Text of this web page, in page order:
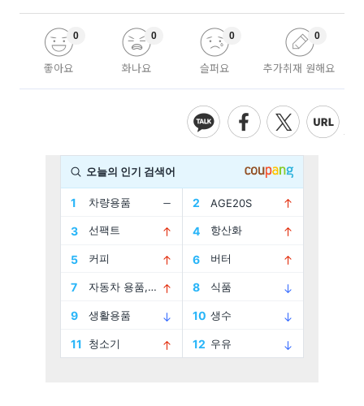
좋아요
0
화나요
0
슬퍼요
0
추가취재 원해요
0